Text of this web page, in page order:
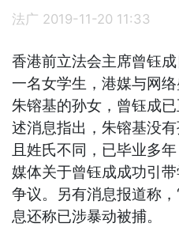
法广 2019-11-20 11:33
香港前立法会主席曾钰
一名女学生，港媒与网
朱镕基的孙女，曾钰成
述消息指出，朱镕基没
且姓氏不同，已毕业多
媒体关于曾钰成成功引
争议。另有消息报道称
息还称已涉暴动被捕。